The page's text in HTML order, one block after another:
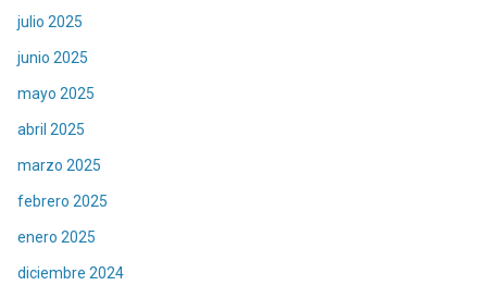
julio 2025
junio 2025
mayo 2025
abril 2025
marzo 2025
febrero 2025
enero 2025
diciembre 2024